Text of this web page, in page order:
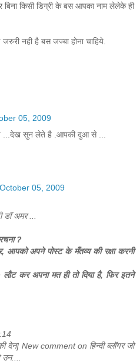
बिना किसी डिग्री के बस आपका नाम लेलेके ही
जरुरी नही है बस जज्बा होना चाहिये.
05, 2009
...देख सुन लेते है .आपकी दुआ से ...
05, 2009
अमर ...
?
आपको अपने पोस्ट के मँतव्य की रक्षा करनी
कर अपना मत ही तो दिया है, फिर इतने
देन] New comment on हिन्दी ब्लॉगर जो